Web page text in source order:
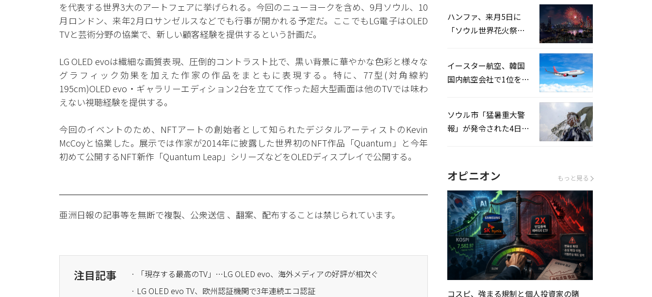
を代表する世界3大のアートフェアに挙げられる。今回のニューヨークを含め、9月ソウル、10
月ロンドン、来年2月ロサンゼルスなどでも行事が開かれる予定だ。ここでもLG電子はOLED
TVと芸術分野の協業で、新しい顧客経験を提供するという計画だ。
LG OLED evoは繊細な画質表現、圧倒的コントラスト比で、黒い背景に華やかな色彩と様々な
グラフィック効果を加えた作家の作品をまともに表現する。特に、77型(対角線約
195cm)OLED evo・ギャラリーエディション2台を立てて作った超大型画面は他のTVでは味わ
えない視聴経験を提供する。
今回のイベントのため、NFTアートの創始者として知られたデジタルアーティストのKevin
McCoyと協業した。展示では作家が2014年に披露した世界初のNFT作品「Quantum」と今年
初めて公開するNFT新作「Quantum Leap」シリーズなどをOLEDディスプレイで公開する。
亜洲日報の記事等を無断で複製、公衆送信 、翻案、配布することは禁じられています。
注目記事
· 「現存する最高のTV」…LG OLED evo、海外メディアの好評が相次ぐ
· LG OLED evo TV、欧州認証機関で3年連続エコ認証
ハンファ、来月5日に
「ソウル世界花火祭り
イースター航空、韓国
国内航空会社で1位を記
ソウル市「猛暑重大警
報」が発令された4日、
オピニオン もっと見る
コスピ、強まる規制と個人投資家の賭